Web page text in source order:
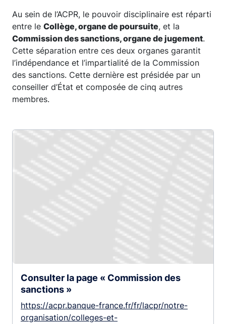
Au sein de l’ACPR, le pouvoir disciplinaire est réparti
entre le Collège, organe de poursuite, et la
Commission des sanctions, organe de jugement.
Cette séparation entre ces deux organes garantit
l’indépendance et l’impartialité de la Commission
des sanctions. Cette dernière est présidée par un
conseiller d’État et composée de cinq autres
membres.
Consulter la page « Commission des
sanctions »
https://acpr.banque-france.fr/fr/lacpr/notre-
organisation/colleges-et-